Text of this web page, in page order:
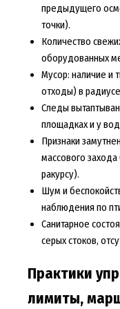
предыдущего
точки).
Количество
оборудованных
Мусор: наличие и
отходы) в
Следы
площадках и у
Признаки
массового
ракурсу).
Шум и
наблюдения по
Санитарное
серых стоков,
Практики
лимиты,